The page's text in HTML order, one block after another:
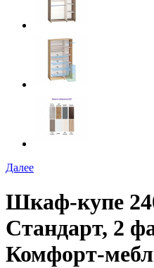
Далее
Шкаф-купе
Стандарт, 2
Комфорт-